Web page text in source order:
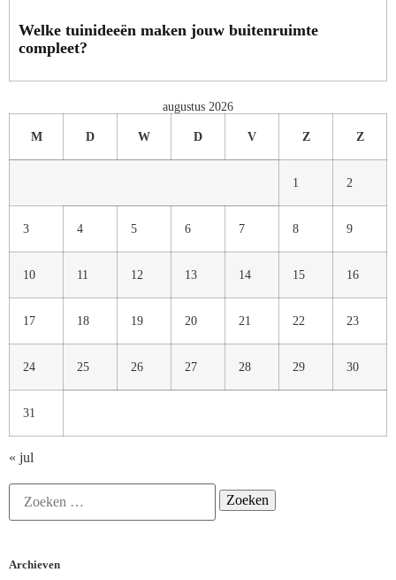
Welke tuinideeën maken jouw buitenruimte
compleet?
augustus 2026
M D W D V Z Z
1 2
3 4 5 6 7 8 9
10 11 12 13 14 15 16
17 18 19 20 21 22 23
24 25 26 27 28 29 30
31
« jul
Archieven